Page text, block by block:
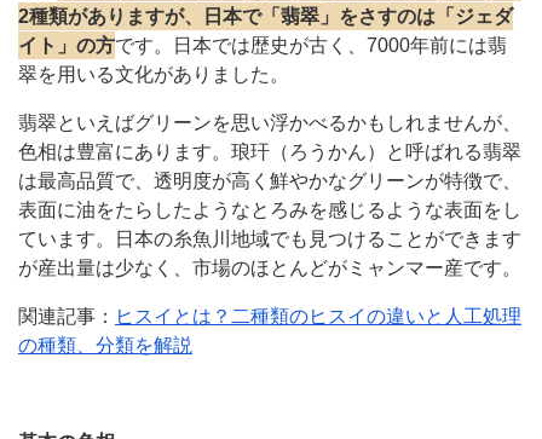
2種類がありますが、日本で「翡翠」をさすのは「ジェダ
イト」の方です。日本では歴史が古く、7000年前には翡
翠を用いる文化がありました。
翡翠といえばグリーンを思い浮かべるかもしれませんが、
色相は豊富にあります。琅玕（ろうかん）と呼ばれる翡翠
は最高品質で、透明度が高く鮮やかなグリーンが特徴で、
表面に油をたらしたようなとろみを感じるような表面をし
ています。日本の糸魚川地域でも見つけることができます
が産出量は少なく、市場のほとんどがミャンマー産です。
関連記事： ヒスイとは？二種類のヒスイの違いと人工処理
の種類、分類を解説